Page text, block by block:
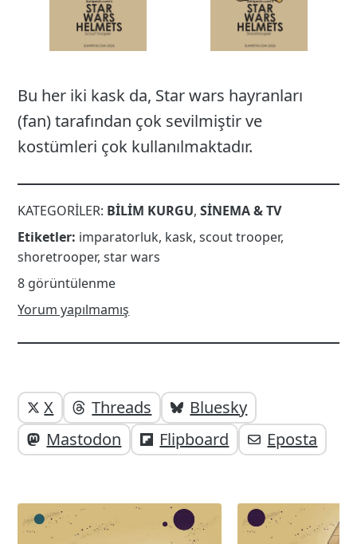
Bu her iki kask da, Star wars hayranları
(fan) tarafından çok sevilmiştir ve
kostümleri çok kullanılmaktadır.
KATEGORILER: BILIM KURGU,SINEMA & TV
Etiketler: imparatorluk, kask,scout trooper,
shoretrooper,star wars
8 görüntülenme
Yorum yapılmamış
Yazı
altı
elemanları
Yazıyı
paylaşabilirsiniz;
X Threads
Bluesky
Mastodon
Flipboard Eposta